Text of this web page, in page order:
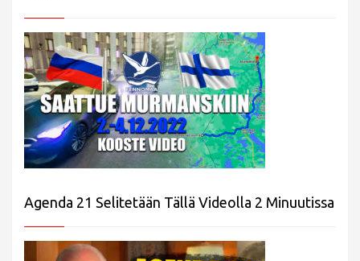
Agenda 21 Selitetään Tällä Videolla 2 Minuutissa